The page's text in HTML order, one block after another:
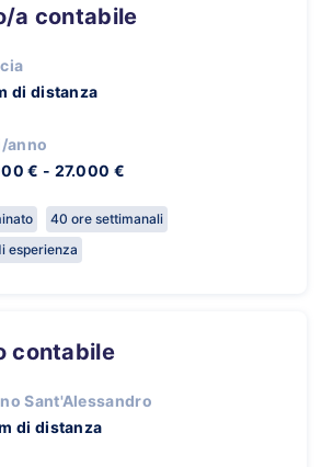
a contabile
di distanza
anno
€ - 27.000 €
40 ore settimanali
esperienza
contabile
Sant'Alessandro
di distanza